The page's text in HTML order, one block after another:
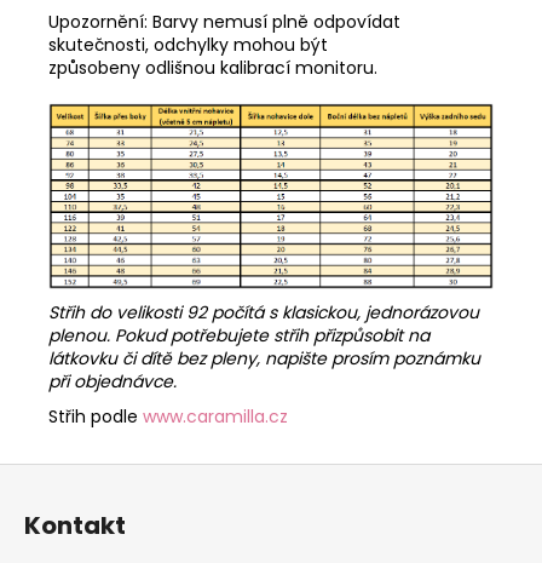
Upozornění: Barvy nemusí plně odpovídat
skutečnosti, odchylky mohou být
způsobeny odlišnou kalibrací monitoru.
Střih do velikosti 92 počítá s klasickou, jednorázovou
plenou. Pokud potřebujete střih přizpůsobit na
látkovku či dítě bez pleny, napište prosím poznámku
při objednávce.
Střih podle www.caramilla.cz
Kontakt